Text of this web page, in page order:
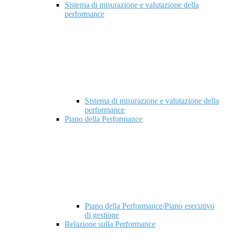
Sistema di misurazione e valutazione della
performance
Sistema di misurazione e valutazione della
performance
Piano della Performance
Piano della Performance/Piano esecutivo
di gestione
Relazione sulla Performance